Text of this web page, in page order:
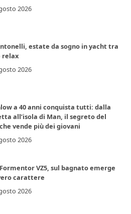
2026
estate da sogno in yacht tra
relax
2026
a 40 anni conquista tutti: dalla
all’isola di Man, il segreto del
vende più dei giovani
2026
VZ5, sul bagnato emerge
carattere
2026